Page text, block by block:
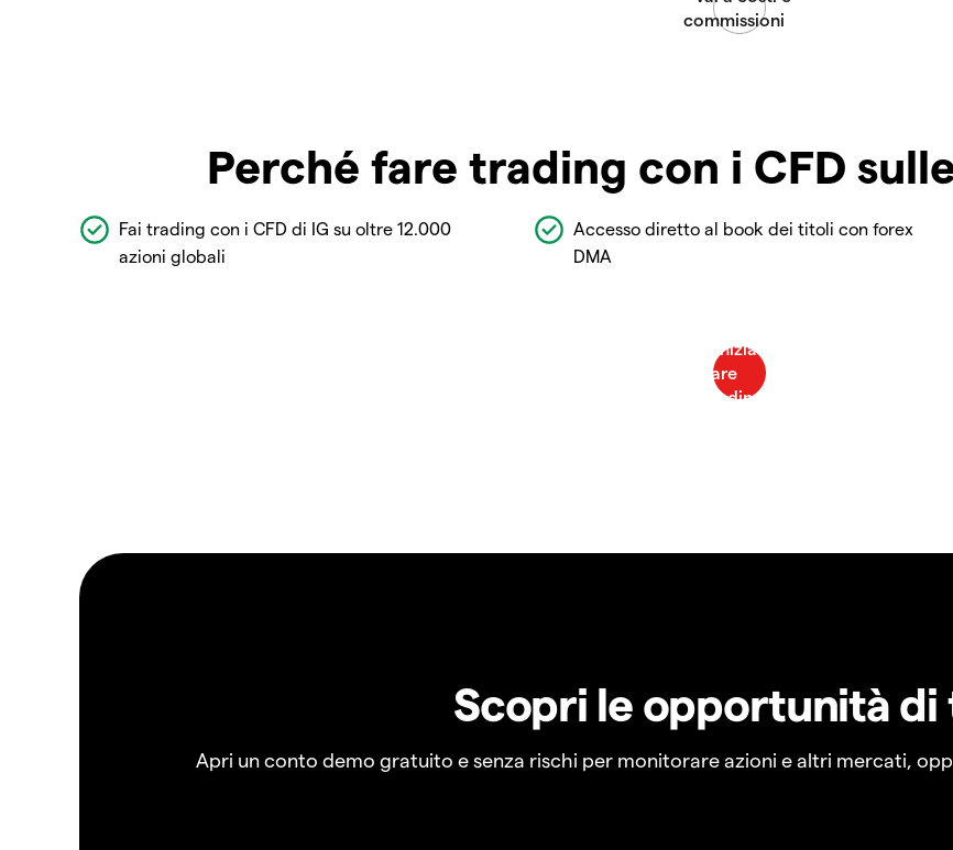
Perché fare trading con i CFD
Fai trading con i CFD di IG su oltre 12.000
azioni globali
Accesso diretto al book dei titoli con forex
DMA
Scopri le opportunità di
Apri un conto demo gratuito e senza rischi per monitorare azioni e altri mercati,